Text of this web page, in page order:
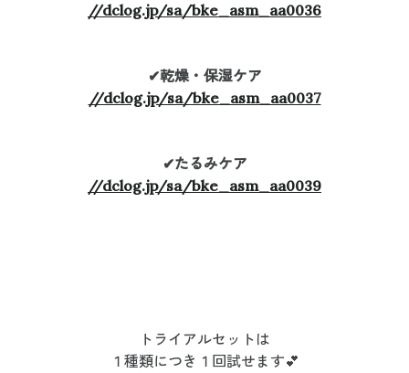
//dclog.jp/sa/bke_asm_aa0036
✔︎乾燥・保湿ケア
//dclog.jp/sa/bke_asm_aa0037
✔︎たるみケア
//dclog.jp/sa/bke_asm_aa0039
トライアルセットは
１種類につき１回試せます💕